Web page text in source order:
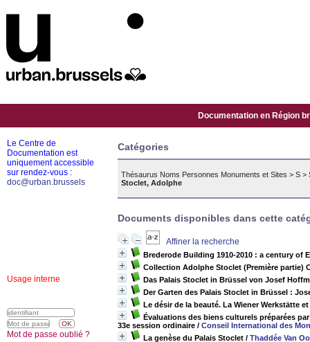
Documentation en Région
Catégories
Thésaurus Noms Personnes Monuments et Sites > S >
Stoclet, Adolphe
Documents disponibles dans cette
Affiner la recherche
Brederode Building 1910-2010 : a century of
Collection Adolphe Stoclet (Première partie)
Das Palais Stoclet in Brüssel von Josef
Der Garten des Palais Stoclet in Brüssel :
Le désir de la beauté. La Wiener Werkstätte
Évaluations des biens culturels préparées
33e session ordinaire / Conseil International des
La genèse du Palais Stoclet / Thaddée Van
Le Centre de
Documentation est
uniquement accessible
sur rendez-vous :
doc@urban.brussels
Usage interne
Mot de passe oublié ?